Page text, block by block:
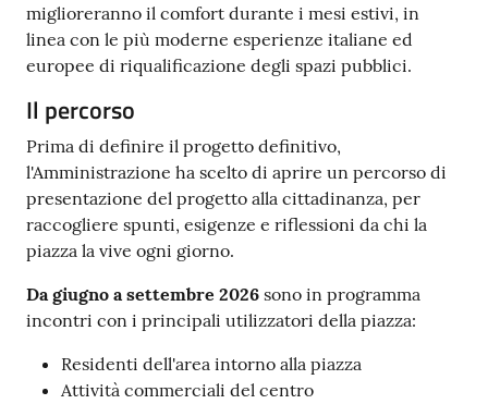
miglioreranno il comfort durante i mesi estivi, in
linea con le più moderne esperienze italiane ed
europee di riqualificazione degli spazi pubblici.
Il percorso
Prima di definire il progetto definitivo,
l'Amministrazione ha scelto di aprire un percorso di
presentazione del progetto alla cittadinanza, per
raccogliere spunti, esigenze e riflessioni da chi la
piazza la vive ogni giorno.
Da giugno a settembre 2026 sono in programma
incontri con i principali utilizzatori della piazza:
Residenti dell'area intorno alla piazza
Attività commerciali del centro